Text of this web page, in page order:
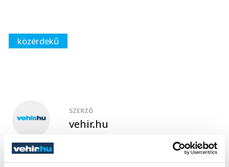
közérdekű
SZERZŐ
vehir.hu